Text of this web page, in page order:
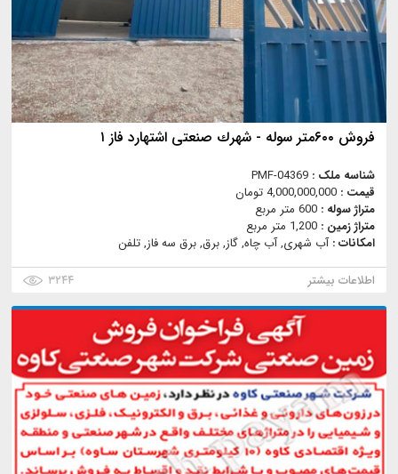
فروش ۶۰۰متر سوله - شهرك صنعتى اشتهارد فاز ١
شناسه ملک : PMF-04369
قیمت : 4,000,000,000 تومان
متراژ سوله : 600 متر مربع
متراژ زمین : 1,200 متر مربع
امکانات :آب شهری, آب چاه, گاز, برق, برق سه فاز, تلفن
اطلاعات بیشتر
۳۲۴۴